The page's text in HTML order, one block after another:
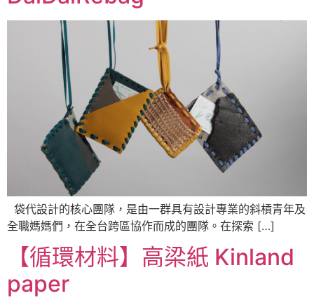
袋代設計的核心團隊，是由一群具有設計專業的斜槓青年及
全職媽媽們，在全台跨區協作而成的團隊。在探索 […]
【循環材料】高梁紙 Kinland
paper